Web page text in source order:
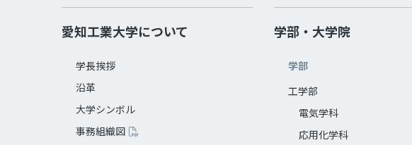
愛知工業大学について
学長挨拶
沿革
大学シンボル
事務組織図
学部・大学院
学部
工学部
電気学科
応用化学科